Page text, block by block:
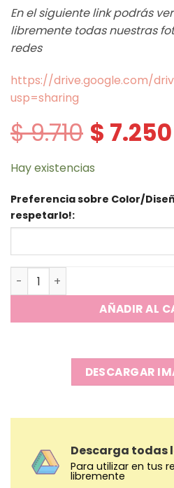
En el siguiente link podrás
libremente todas nuestras
redes
https://drive.google.com/
usp=sharing
$9.710 El
precio
original
$ 9.710.
$ 7.250El
Hay existencias
Preferencia sobre Color/
respetarlo!:
Tapers Box con 2 Divisiones
AÑADIR AL
DESCARGAR
Descarga todas
Para utilizar en tus
libremente